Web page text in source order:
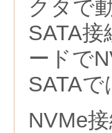
クタで
SATA
ードで
SATA
NVMe